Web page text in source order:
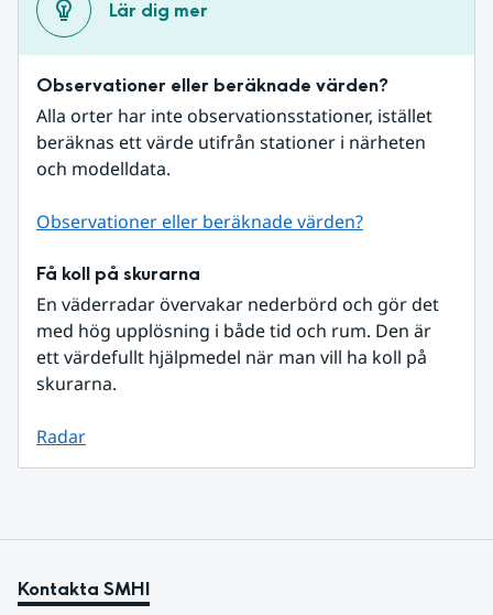
Lär dig mer
Observationer eller beräknade värden?
Alla orter har inte observationsstationer, istället
beräknas ett värde utifrån stationer i närheten
och modelldata.
Observationer eller beräknade värden?
Få koll på skurarna
En väderradar övervakar nederbörd och gör det
med hög upplösning i både tid och rum. Den är
ett värdefullt hjälpmedel när man vill ha koll på
skurarna.
Radar
Kontakta SMHI